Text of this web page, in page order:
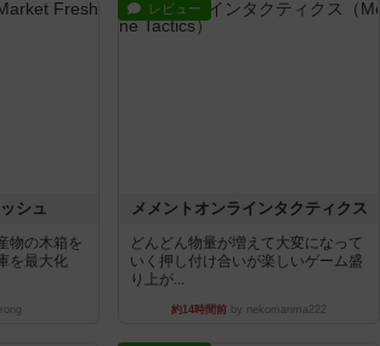
シュ
物の木箱を
を最大化
レビュー
メメントオンラインタクティクス
どんどん物量が増えて大変になって
いく押し付け合いが楽しいゲーム盛
り上が...
約14時間前 by nekomanma222